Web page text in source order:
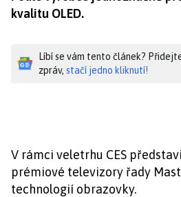
kvalitu OLED.
Líbí se vám tento článek?
zpráv, stačí jedno kliknutí!
V rámci veletrhu CES
prémiové televizory řady
technologií obrazovky.